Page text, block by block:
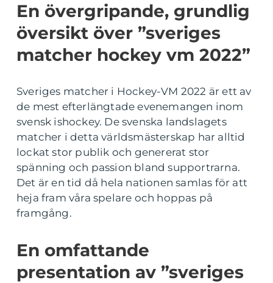
En övergripande, grundlig
översikt över ”sveriges
matcher hockey vm 2022”
Sveriges matcher i Hockey-VM 2022 är ett av
de mest efterlängtade evenemangen inom
svensk ishockey. De svenska landslagets
matcher i detta världsmästerskap har alltid
lockat stor publik och genererat stor
spänning och passion bland supportrarna.
Det är en tid då hela nationen samlas för att
heja fram våra spelare och hoppas på
framgång.
En omfattande
presentation av ”sveriges